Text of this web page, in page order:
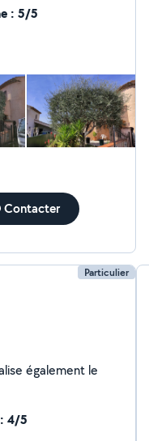
peux bien-sûr faire
le plus
Je suis à
vous afin
: 5/5
Contacter
Particulier
également le
4/5